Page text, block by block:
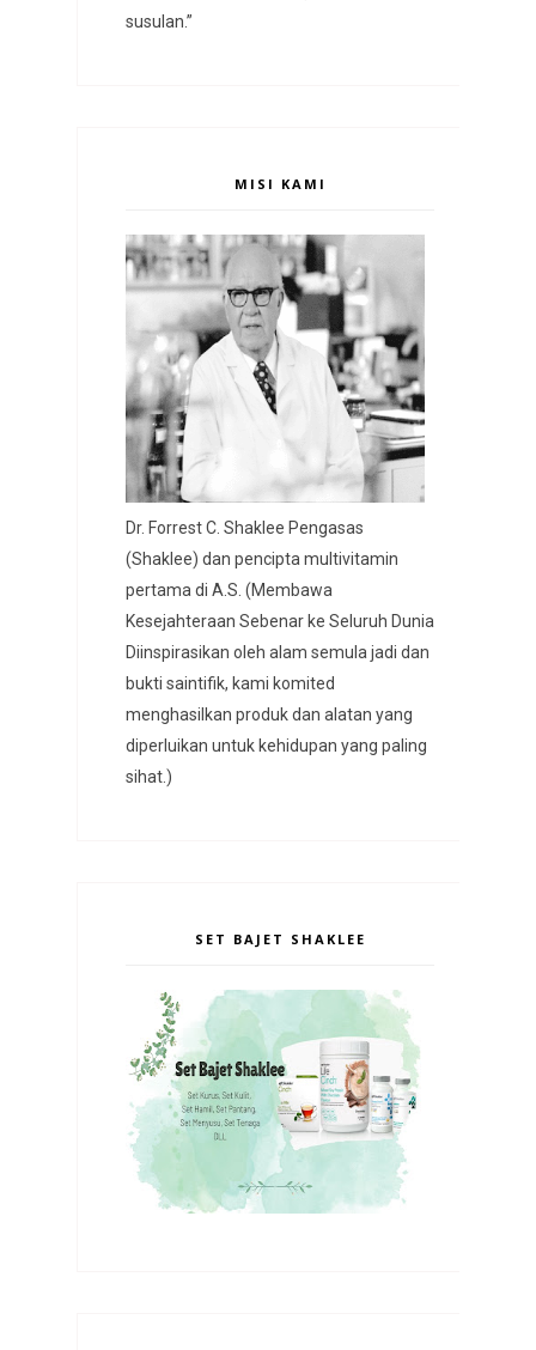
susulan.”
MISI KAMI
Dr. Forrest C. Shaklee Pengasas
(Shaklee) dan pencipta multivitamin
pertama di A.S. (Membawa
Kesejahteraan Sebenar ke Seluruh Dunia
Diinspirasikan oleh alam semula jadi dan
bukti saintifik, kami komited
menghasilkan produk dan alatan yang
diperluikan untuk kehidupan yang paling
sihat.)
SET BAJET SHAKLEE